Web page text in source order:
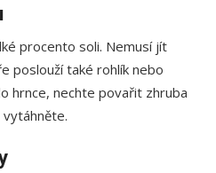
procento soli. Nemusí jít
poslouží také rohlík nebo
hrnce, nechte povařit zhruba
vytáhněte.